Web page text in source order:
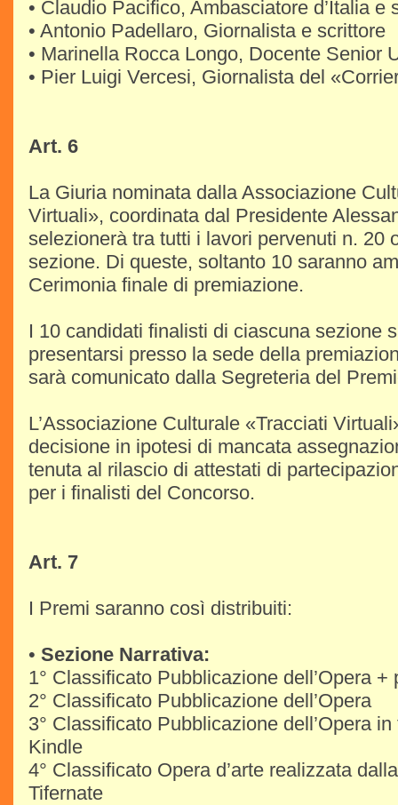
• Claudio Pacifico, Ambasciatore d’Italia e
• Antonio Padellaro, Giornalista e scrittore
• Marinella Rocca Longo, Docente Senior
• Pier Luigi Vercesi, Giornalista del
Art. 6
La Giuria nominata dalla Associazione
Virtuali», coordinata dal Presidente
selezionerà tra tutti i lavori pervenuti n. 20
sezione. Di queste, soltanto 10 saranno
Cerimonia finale di premiazione.
I 10 candidati finalisti di ciascuna sezione
presentarsi presso la sede della
sarà comunicato dalla Segreteria del
L’Associazione Culturale «Tracciati
decisione in ipotesi di mancata
tenuta al rilascio di attestati di
per i finalisti del Concorso.
Art. 7
I Premi saranno così distribuiti:
• Sezione Narrativa:
1° Classificato Pubblicazione dell’Opera +
2° Classificato Pubblicazione dell’Opera
3° Classificato Pubblicazione dell’Opera
Kindle
4° Classificato Opera d’arte realizzata
Tifernate